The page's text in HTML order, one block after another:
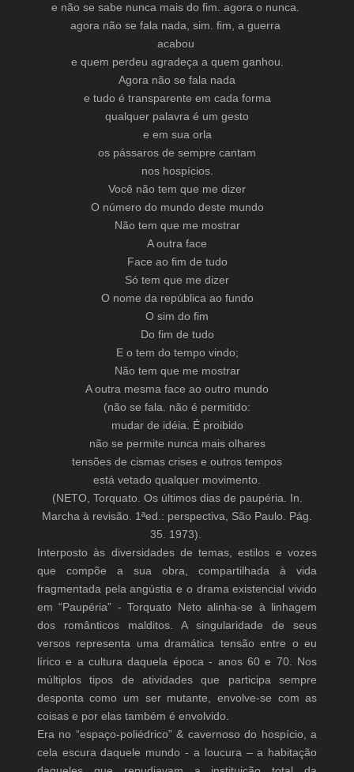
e não se sabe nunca mais do fim. agora o nunca.
agora não se fala nada, sim. fim, a guerra
acabou
e quem perdeu agradeça a quem ganhou.
Agora não se fala nada
e tudo é transparente em cada forma
qualquer palavra é um gesto
e em sua orla
os pássaros de sempre cantam
nos hospícios.
Você não tem que me dizer
O número do mundo deste mundo
Não tem que me mostrar
A outra face
Face ao fim de tudo
Só tem que me dizer
O nome da república ao fundo
O sim do fim
Do fim de tudo
E o tem do tempo vindo;
Não tem que me mostrar
A outra mesma face ao outro mundo
(não se fala. não é permitido:
mudar de idéia. É proibido
não se permite nunca mais olhares
tensões de cismas crises e outros tempos
está vetado qualquer movimento.
(NETO, Torquato. Os últimos dias de paupéria. In.
Marcha à revisão. 1ªed.: perspectiva, São Paulo. Pág.
35. 1973).
Interposto às diversidades de temas, estilos e vozes
que compõe a sua obra, compartilhada à vida
fragmentada pela angústia e o drama existencial vivido
em “Paupéria” - Torquato Neto alinha-se à linhagem
dos românticos malditos. A singularidade de seus
versos representa uma dramática tensão entre o eu
lírico e a cultura daquela época - anos 60 e 70. Nos
múltiplos tipos de atividades que participa sempre
desponta como um ser mutante, envolve-se com as
coisas e por elas também é envolvido.
Era no “espaço-poliédrico” & cavernoso do hospício, a
cela escura daquele mundo - a loucura – a habitação